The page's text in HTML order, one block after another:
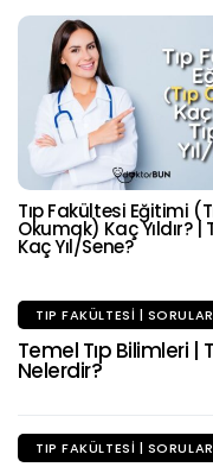
Tıp Fakültesi Eğitimi
Okumak) Kaç Yıldır? |
Kaç Yıl/Sene?
TIP FAKÜLTESI |
Temel Tıp Bilimleri |
Nelerdir?
TIP FAKÜLTESI |